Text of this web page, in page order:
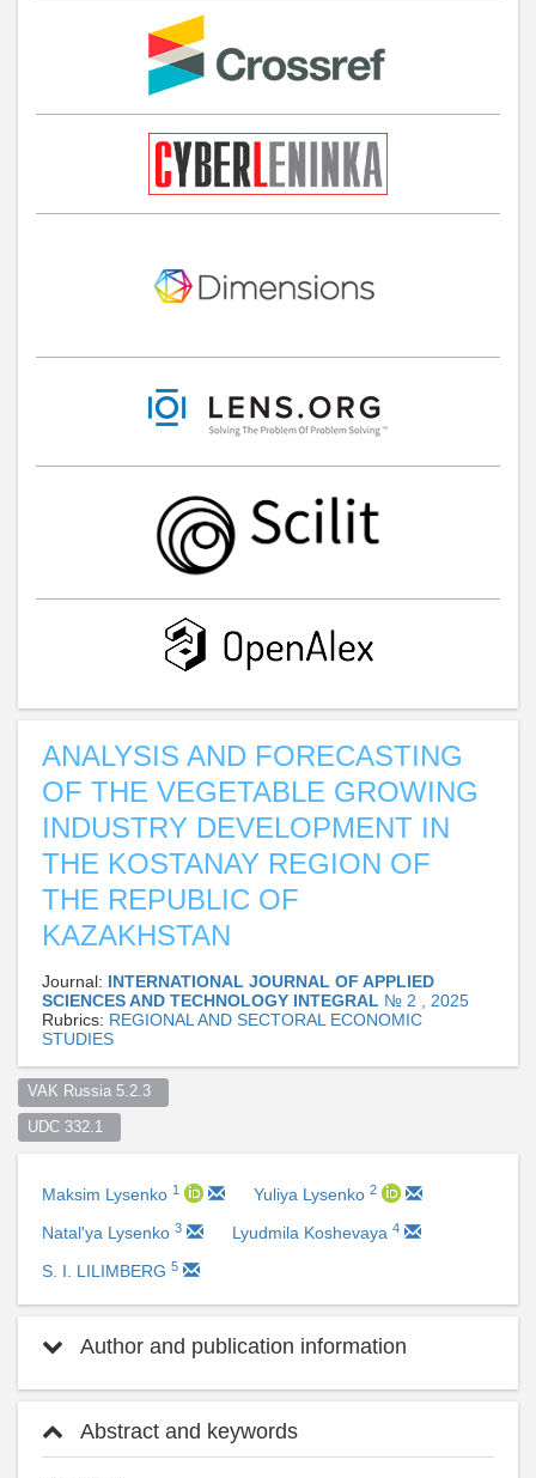
ANALYSIS AND FORECASTING
OF THE VEGETABLE GROWING
INDUSTRY DEVELOPMENT IN
THE KOSTANAY REGION OF
THE REPUBLIC OF
KAZAKHSTAN
Journal: INTERNATIONAL JOURNAL OF APPLIED
SCIENCES AND TECHNOLOGY INTEGRAL № 2 , 2025
Rubrics: REGIONAL AND SECTORAL ECONOMIC
STUDIES
VAK Russia 5.2.3
UDC 332.1
Maksim Lysenko 1 Yuliya Lysenko 2
Natal'ya Lysenko 3 Lyudmila Koshevaya 4
S. I. LILIMBERG 5
Author and publication information
Abstract and keywords